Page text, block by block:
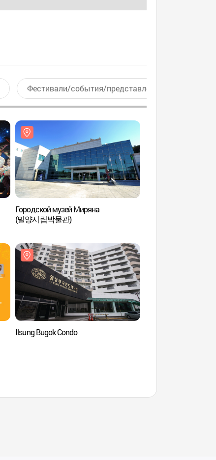
Фестивали/события/представления
Городской музей Миряна
(밀양시립박물관)
Ilsung Bugok Condo